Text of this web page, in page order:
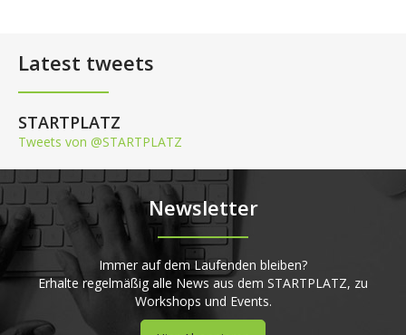
Latest tweets
STARTPLATZ
Tweets von @STARTPLATZ
Newsletter
Immer auf dem Laufenden bleiben?
Erhalte regelmäßig alle News aus dem STARTPLATZ, zu
Workshops und Events.